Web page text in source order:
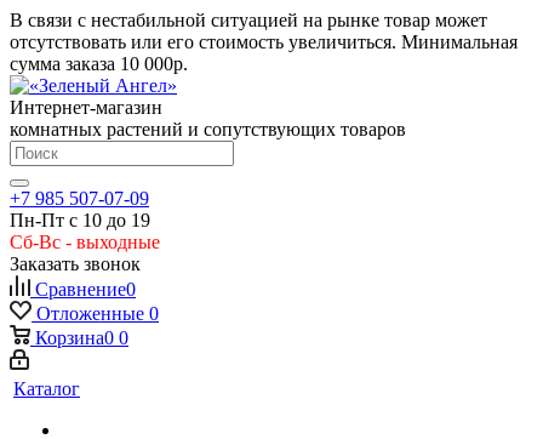
В связи с нестабильной ситуацией на рынке товар может
отсутствовать или его стоимость увеличиться. Минимальная
сумма заказа 10 000р.
Интернет-магазин
комнатных растений и сопутствующих товаров
+7 985 507-07-09
Пн-Пт с 10 до 19
Сб-Вс - выходные
Заказать звонок
Сравнение0
Отложенные 0
Корзина0 0
Каталог